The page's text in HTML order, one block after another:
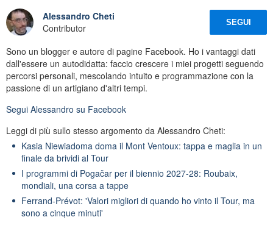
Alessandro Cheti
Contributor
SEGUI
Sono un blogger e autore di pagine Facebook. Ho i vantaggi dati
dall'essere un autodidatta: faccio crescere i miei progetti seguendo
percorsi personali, mescolando intuito e programmazione con la
passione di un artigiano d'altri tempi.
Segui Alessandro su Facebook
Leggi di più sullo stesso argomento da Alessandro Cheti:
Kasia Niewiadoma doma il Mont Ventoux: tappa e maglia in un
finale da brividi al Tour
I programmi di Pogačar per il biennio 2027-28: Roubaix,
mondiali, una corsa a tappe
Ferrand-Prévot: 'Valori migliori di quando ho vinto il Tour, ma
sono a cinque minuti'